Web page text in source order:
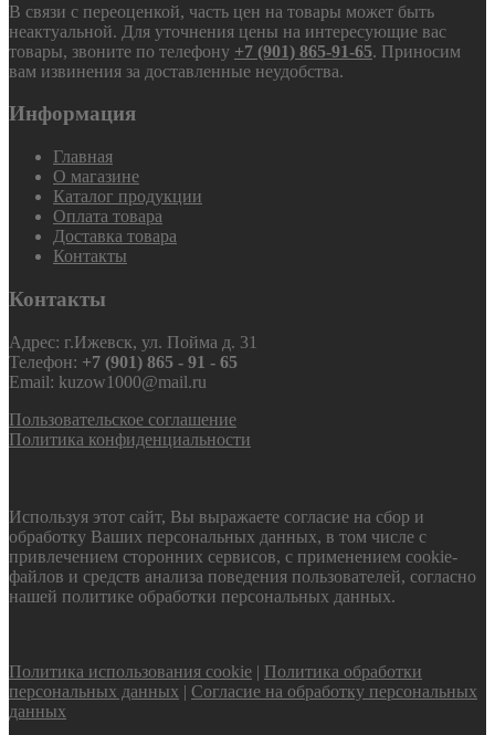
В связи с переоценкой, часть цен на товары может быть
неактуальной. Для уточнения цены на интересующие вас
товары, звоните по телефону +7 (901) 865-91-65. Приносим
вам извинения за доставленные неудобства.
Информация
Главная
О магазине
Каталог продукции
Оплата товара
Доставка товара
Контакты
Контакты
Адрес: г.Ижевск, ул. Пойма д. 31
Телефон: +7 (901) 865 - 91 - 65
Email: kuzow1000@mail.ru
Пользовательское соглашение
Политика конфиденциальности
Используя этот сайт, Вы выражаете согласие на сбор и
обработку Ваших персональных данных, в том числе с
привлечением сторонних сервисов, с применением cookie-
файлов и средств анализа поведения пользователей, согласно
нашей политике обработки персональных данных.
Политика использования cookie | Политика обработки
персональных данных | Согласие на обработку персональных
данных